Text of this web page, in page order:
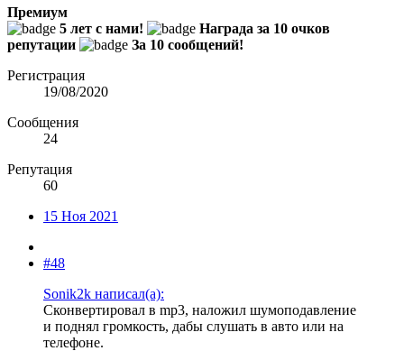
Премиум
5 лет с нами!
Награда за 10 очков
репутации
За 10 сообщений!
Регистрация
19/08/2020
Сообщения
24
Репутация
60
15 Ноя 2021
#48
Sonik2k написал(а):
Сконвертировал в mp3, наложил шумоподавление
и поднял громкость, дабы слушать в авто или на
телефоне.